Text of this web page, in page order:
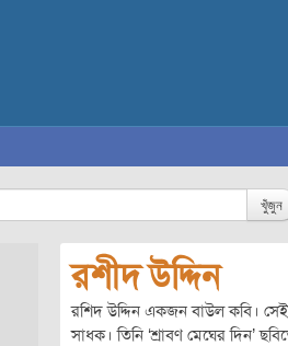
খুঁজুন
রশীদ উদ্দিন
রশিদ উদ্দিন একজন বাউল কবি।
সাধক। তিনি ‘শ্রাবণ মেঘের দিন’